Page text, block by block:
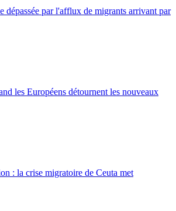
dépassée par l'afflux de migrants arrivant par
les Européens détournent les nouveaux
: la crise migratoire de Ceuta met